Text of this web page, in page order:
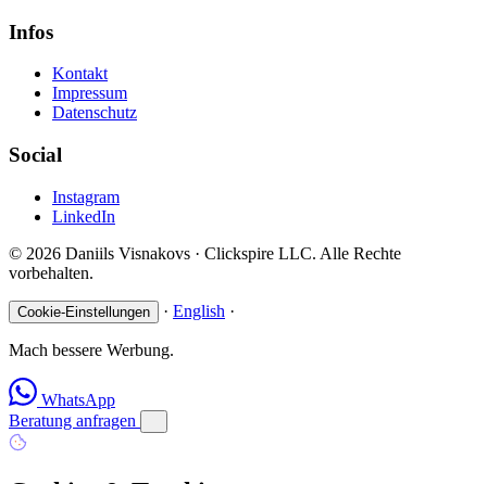
Infos
Kontakt
Impressum
Datenschutz
Social
Instagram
LinkedIn
© 2026 Daniils Visnakovs · Clickspire LLC. Alle Rechte
vorbehalten.
Cookie-Einstellungen · English ·
Mach bessere Werbung.
WhatsApp
Beratung anfragen